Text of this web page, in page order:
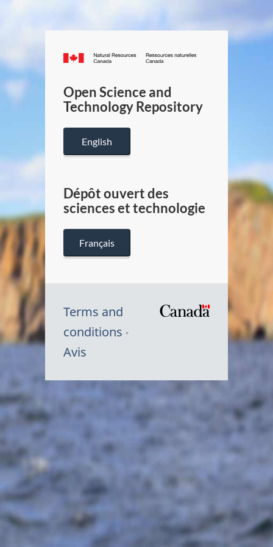
Canada.ca
/
Canada
Open Science and
Technology Repository
English
Dépôt ouvert des
sciences et technologie
Français
Terms and
conditions
Avis
Symbole
Canada